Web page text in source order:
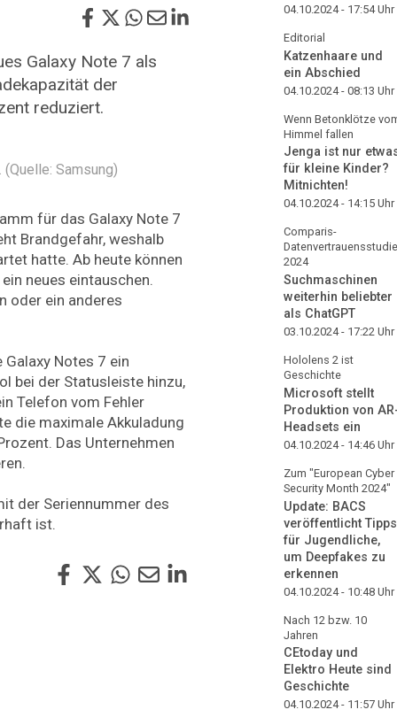
Galaxy Note 7 als
der
reduziert.
Samsung)
für das Galaxy Note 7
Brandgefahr, weshalb
hatte. Ab heute können
neues eintauschen.
oder ein anderes
Notes 7 ein
bei der Statusleiste hinzu,
Telefon vom Fehler
die maximale Akkuladung
Das Unternehmen
der Seriennummer des
ist.
04.10.2024 - 17:54Uhr
Editorial
Katzenhaare und
ein Abschied
04.10.2024 - 08:13 Uhr
Wenn Betonklötze
Himmel fallen
Jenga ist nur
für kleine Kinder?
Mitnichten!
04.10.2024 - 14:15 Uhr
Comparis-
Datenvertrauensstudie
2024
Suchmaschinen
weiterhin beliebter
als ChatGPT
03.10.2024 - 17:22 Uhr
Hololens 2 ist
Geschichte
Microsoft stellt
Produktion von
Headsets ein
04.10.2024 - 14:46 Uhr
Zum "European Cyber
Security Month 2024"
Update: BACS
veröffentlicht Tipps
für Jugendliche,
um Deepfakes zu
erkennen
04.10.2024 - 10:48 Uhr
Nach 12 bzw. 10
Jahren
CEtoday und
Elektro Heute sind
Geschichte
04.10.2024 - 11:57 Uhr